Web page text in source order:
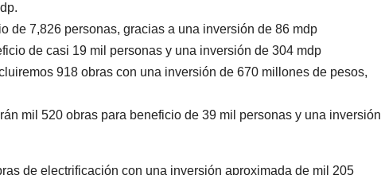
de 7,826 personas, gracias a una inversión de 86 mdp
de casi 19 mil personas y una inversión de 304 mdp
918 obras con una inversión de 670 millones de pesos,
mil 520 obras para beneficio de 39 mil personas y una inversión
de electrificación con una inversión aproximada de mil 205